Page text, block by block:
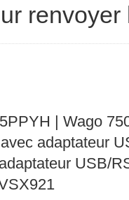
| Wago
adaptateur
USB/